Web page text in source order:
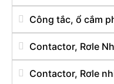
Công tắc, ổ cắm
Contactor, Rơle
Contactor, Rơle